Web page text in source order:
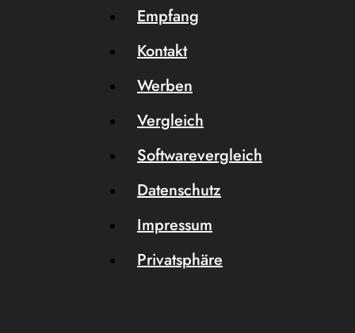
Empfang
Kontakt
Werben
Vergleich
Softwarevergleich
Datenschutz
Impressum
Privatsphäre